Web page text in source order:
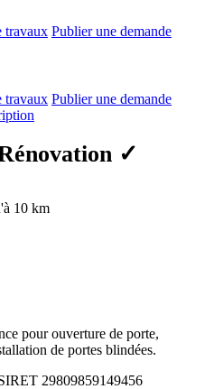
travaux Publier une demande
travaux Publier une demande
✓
10 km
pour ouverture de porte,
de portes blindées.
29809859149456